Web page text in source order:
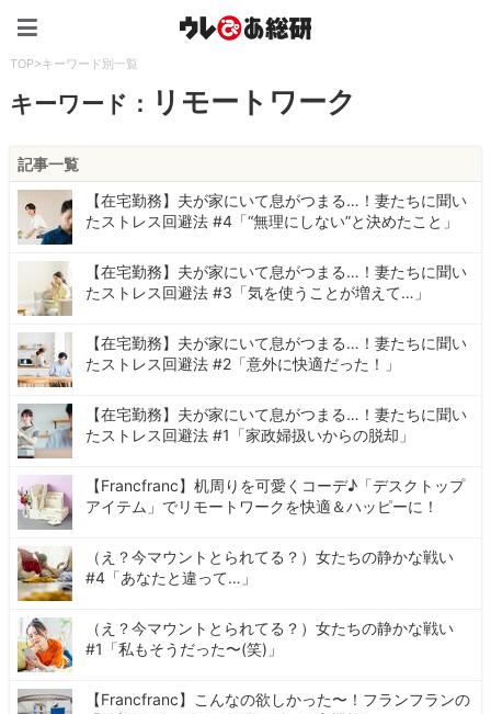
TOP>キーワード別一覧
キーワード： リモートワーク
記事一覧
【在宅勤務】夫が家にいて息がつまる…！妻たちに聞い
たストレス回避法 #4「“無理にしない”と決めたこと」
【在宅勤務】夫が家にいて息がつまる…！妻たちに聞い
たストレス回避法 #3「気を使うことが増えて…」
【在宅勤務】夫が家にいて息がつまる…！妻たちに聞い
たストレス回避法 #2「意外に快適だった！」
【在宅勤務】夫が家にいて息がつまる…！妻たちに聞い
たストレス回避法 #1「家政婦扱いからの脱却」
【Francfranc】机周りを可愛くコーデ♪「デスクトップ
アイテム」でリモートワークを快適＆ハッピーに！
（え？今マウントとられてる？）女たちの静かな戦い
#4「あなたと違って…」
（え？今マウントとられてる？）女たちの静かな戦い
#1「私もそうだった〜(笑)」
【Francfranc】こんなの欲しかった〜！フランフランの